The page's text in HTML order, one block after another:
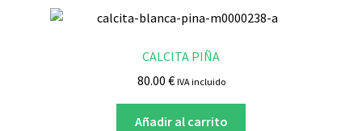
CALCITA PIÑA
80.00 € IVA incluido
Añadir al carrito